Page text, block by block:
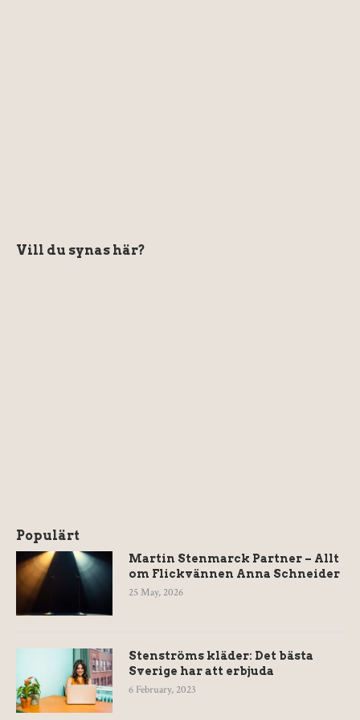
Vill du synas här?
Populärt
Martin Stenmarck Partner – Allt
om Flickvännen Anna Schneider
25 May, 2026
Stenströms kläder: Det bästa
Sverige har att erbjuda
6 February, 2023